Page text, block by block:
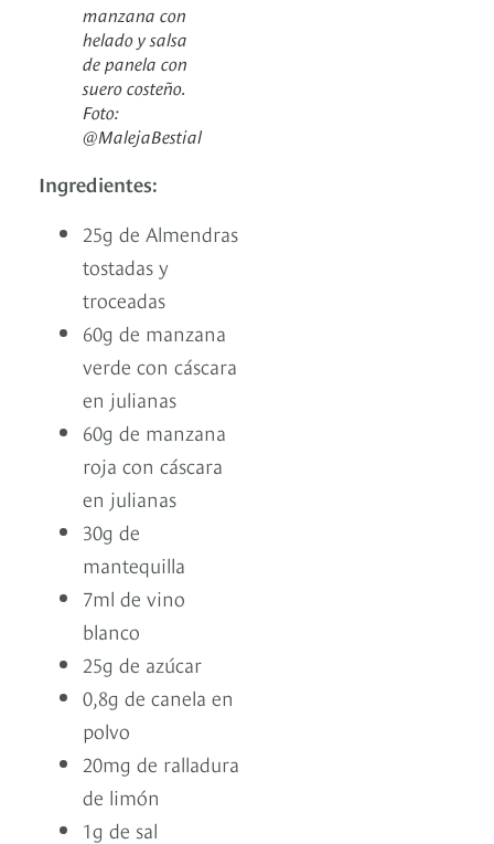
manzana con
helado y salsa
de panela con
suero costeño.
Foto:
@MalejaBestial
Ingredientes:
25g de Almendras
tostadas y
troceadas
60g de manzana
verde con cáscara
en julianas
60g de manzana
roja con cáscara
en julianas
30g de
mantequilla
7ml de vino
blanco
25g de azúcar
0,8g de canela en
polvo
20mg de ralladura
de limón
1g de sal